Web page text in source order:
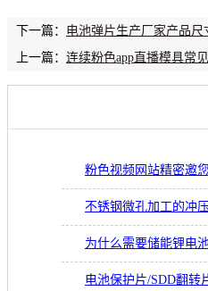
下一篇： 电池弹片生产厂家产品尺
上一篇： 连续粉色app直播模具常
粉色视频网站精密邀
不锈钢微孔加工的冲
为什么需要储能锂电
电池保护片/SDD翻转